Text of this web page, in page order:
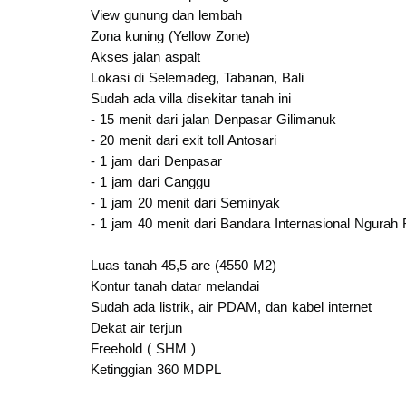
View gunung dan lembah
Zona kuning (Yellow Zone)
Akses jalan aspalt
Lokasi di Selemadeg, Tabanan, Bali
Sudah ada villa disekitar tanah ini
- 15 menit dari jalan Denpasar Gilimanuk
- 20 menit dari exit toll Antosari
- 1 jam dari Denpasar
- 1 jam dari Canggu
- 1 jam 20 menit dari Seminyak
- 1 jam 40 menit dari Bandara Internasional Ngurah
Luas tanah 45,5 are (4550 M2)
Kontur tanah datar melandai
Sudah ada listrik, air PDAM, dan kabel internet
Dekat air terjun
Freehold ( SHM )
Ketinggian 360 MDPL